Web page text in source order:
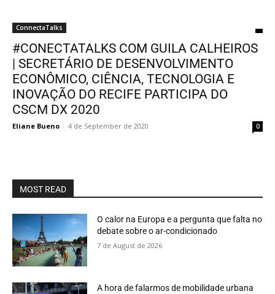
ConnectaTalks
#CONECTATALKS COM GUILA CALHEIROS
| SECRETÁRIO DE DESENVOLVIMENTO
ECONÔMICO, CIÊNCIA, TECNOLOGIA E
INOVAÇÃO DO RECIFE PARTICIPA DO
CSCM DX 2020
Eliane Bueno - 4 de September de 2020 0
MOST READ
O calor na Europa e a pergunta que falta no
debate sobre o ar-condicionado
7 de August de 2026
A hora de falarmos de mobilidade urbana